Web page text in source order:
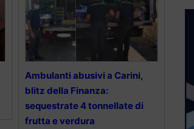
Ambulanti abusivi a Carini,
blitz della Finanza:
sequestrate 4 tonnellate di
frutta e verdura